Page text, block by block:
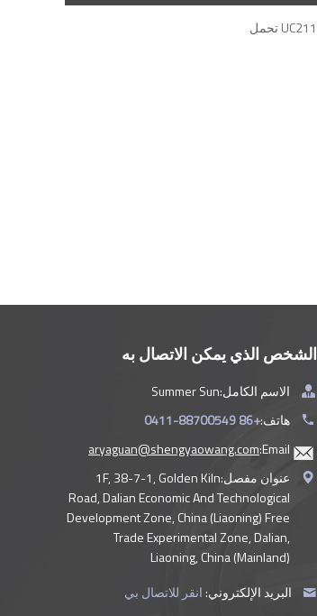
الشخص الذي يمكن الاتصال به
الاسم الكامل:Summer Sun
هاتف:+86 0411-88700549
Email:
aryaguan@shengyaowang.com
عنوان مفصل:1F, 38-7-1, Golden Kiln
Road, Dalian Economic And Technological
Development Zone, China (Liaoning) Free
Trade Experimental Zone, Dalian,
Liaoning, China (Mainland)
البريد الإلكتروني: انقر للاتصال بي